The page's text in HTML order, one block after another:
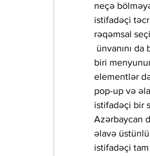
neçə
istifadəçi
rəqəmsal
biri
elementlər
pop-up və
istifadəçi bir
Azərbaycan
əlavə
istifadəçi